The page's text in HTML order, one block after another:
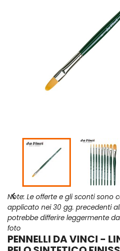

Note: Le offerte e gli sconti sono
applicato nei 30 gg. precedenti
potrebbe differire leggermente
foto
PENNELLI DA VINCI -